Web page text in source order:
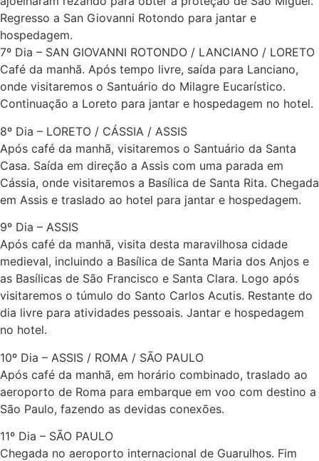
Regresso a San Giovanni Rotondo para jantar e
hospedagem.
7º Dia – SAN GIOVANNI ROTONDO / LANCIANO / LORETO
Café da manhã. Após tempo livre, saída para Lanciano,
onde visitaremos o Santuário do Milagre Eucarístico.
Continuação a Loreto para jantar e hospedagem no hotel.
8º Dia – LORETO / CÁSSIA / ASSIS
Após café da manhã, visitaremos o Santuário da Santa
Casa. Saída em direção a Assis com uma parada em
Cássia, onde visitaremos a Basílica de Santa Rita. Chegada
em Assis e traslado ao hotel para jantar e hospedagem.
9º Dia – ASSIS
Após café da manhã, visita desta maravilhosa cidade
medieval, incluindo a Basílica de Santa Maria dos Anjos e
as Basílicas de São Francisco e Santa Clara. Logo após
visitaremos o túmulo do Santo Carlos Acutis. Restante do
dia livre para atividades pessoais. Jantar e hospedagem
no hotel.
10º Dia – ASSIS / ROMA / SÃO PAULO
Após café da manhã, em horário combinado, traslado ao
aeroporto de Roma para embarque em voo com destino a
São Paulo, fazendo as devidas conexões.
11º Dia – SÃO PAULO
Chegada no aeroporto internacional de Guarulhos. Fim